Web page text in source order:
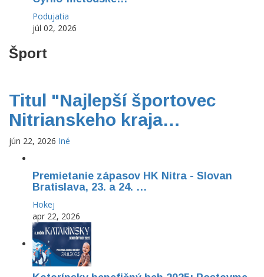
Podujatia
júl 02, 2026
Šport
Titul "Najlepší športovec
Nitrianskeho kraja…
jún 22, 2026 Iné
Premietanie zápasov HK Nitra - Slovan
Bratislava, 23. a 24. …
Hokej
apr 22, 2026